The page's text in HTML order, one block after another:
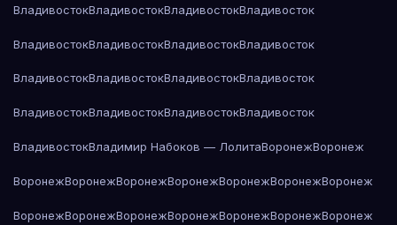
ВладивостокВладивостокВладивостокВладивосток
ВладивостокВладивостокВладивостокВладивосток
ВладивостокВладивостокВладивостокВладивосток
ВладивостокВладивостокВладивостокВладивосток
ВладивостокВладимир Набоков — ЛолитаВоронежВоронеж
ВоронежВоронежВоронежВоронежВоронежВоронежВоронеж
ВоронежВоронежВоронежВоронежВоронежВоронежВоронеж